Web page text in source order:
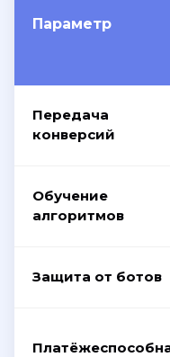
Параметр
Передача
конверсий
Обучение
алгоритмов
Защита от ботов